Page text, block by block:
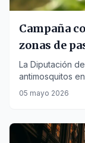
Campaña
zonas de
La Diputación
antimosquitos
Aljarafe entre el
05 mayo 2026